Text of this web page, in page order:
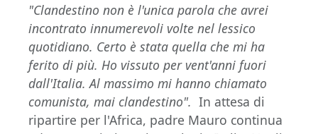
"Clandestino non è l'unica parola che avrei
incontrato innumerevoli volte nel lessico
quotidiano. Certo è stata quella che mi ha
ferito di più. Ho vissuto per vent'anni fuori
dall'Italia. Al massimo mi hanno chiamato
comunista, mai clandestino". In attesa di
ripartire per l'Africa, padre Mauro continua